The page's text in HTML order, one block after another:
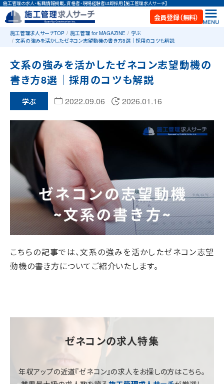
施工管理の求人・転職情報掲載。資格者・現場経験者は即採用【施工管理求人サーチ】
会員登録（無料）
施工管理求人サーチTOP 施工管理 for MAGAZINE
学ぶ
文系の強みを活かしたゼネコン志望動機の書き方8選｜採用のコツも解説
文系の強みを活かしたゼネコン志望動機の
書き方8選｜採用のコツも解説
学ぶ 2022.09.06 2026.01.16
こちらの記事では、文系の強みを活かしたゼネコン志望
動機の書き方についてご紹介いたします。
ゼネコンの求人特集
年収アップの近道『ゼネコン』の求人をお探しの方はこちら。